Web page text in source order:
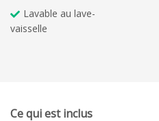
Lavable au lave-
vaisselle
Ce qui est inclus